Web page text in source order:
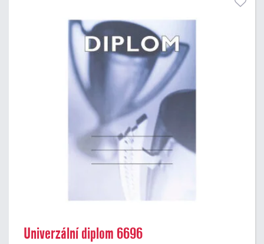
Univerzální diplom 6696